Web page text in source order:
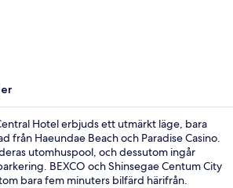
Hotel erbjuds ett utmärkt läge, bara
från Haeundae Beach och Paradise Casino.
utomhuspool, och dessutom ingår
BEXCO och Shinsegae Centum City
bara fem minuters bilfärd härifrån.